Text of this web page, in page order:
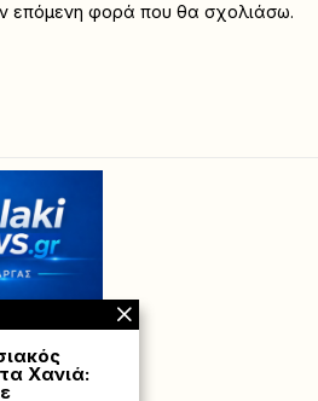
επόμενη φορά που θα σχολιάσω.
Χανιά: